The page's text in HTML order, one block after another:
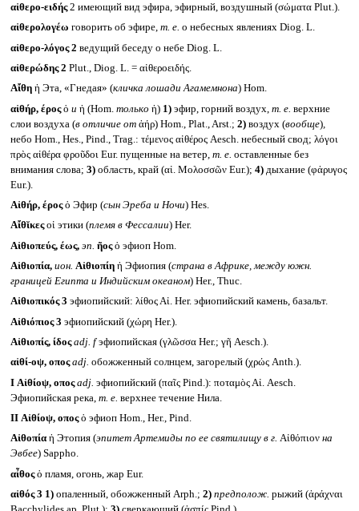
αἰθερο-ειδής2 имеющий вид эфира, эфирный, воздушный (σώματα Plut.).
αἰθερολογέω говорить об эфире, т. е. о небесных явлениях Diog. L.
αἰθερο-λόγος 2 ведущий беседу о небе Diog. L.
αἰθερώδης 2 Plut., Diog. L. = αἰθεροειδής.
Αἴθη ἡ Эта, «Гнедая» (кличка лошади Агамемнона) Hom.
αἰθήρ, έροςὁ и ἡ (Hom. только ἡ) 1)эфир, горний воздух, т. е. верхние
слои воздуха (в отличие отἀήρ) Hom., Plat., Arst.; 2)воздух (вообще),
небо Hom., Hes., Pind., Trag.: τέμενος αἰθέρος Aesch. небесный свод; λόγοι
πρὸς αἰθέρα φροῦδοι Eur. пущенные на ветер, т. е. оставленные без
внимания слова; 3)область, край (αἰ. Μολοσσῶν Eur.); 4)дыхание (φἀρυγος
Eur.).
Αἰθήρ, έροςὁ Эфир (сын Эреба и Ночи) Hes.
Αἴθῐκεςοἱ этики (племя в Фессалии) Her.
Αἰθιοπεύς, έως, эп. ῆοςὁ эфиоп Hom.
Αἰθιοπία, ион. Αἰθιοπίη ἡ Эфиопия (страна в Африке, между южн.
границей Египта и Индийским океаном) Her., Thuc.
Αἰθιοπικός 3 эфиопийский: λίθος Αἰ. Her. эфиопийский камень, базальт.
Αἰθιόπιος 3 эфиопийский (χώρη Her.).
Αἰθιοπίς, ίδοςadj. fэфиопийская (γλῶσσα Her.; γῆ Aesch.).
αἰθί-οψ, οποςadj. обожженный солнцем, загорелый (χρώς Anth.).
I Αἰθίοψ, οποςadj. эфиопийский (παῖς Pind.): ποταμὸς Αἰ. Aesch.
Эфиопийская река, т. е. верхнее течение Нила.
II Αἰθίοψ, οποςὁ эфиоп Hom., Her., Pind.
Αἰθοπία ἡ Этопия (эпитет Артемиды по ее святилищу в г. Αἰθόπιον на
Эвбее) Sappho.
αἶθοςὁ пламя, огонь, жар Eur.
αἰθός 3 1)опаленный, обожженный Arph.; 2) предполож. рыжий (ἀράχναι